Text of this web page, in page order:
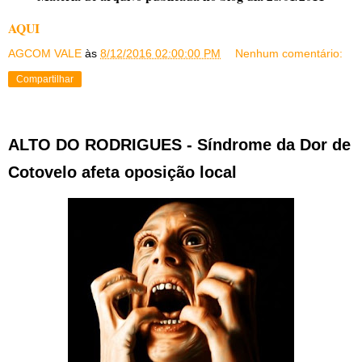
AQUI
AGCOM VALE às 8/12/2016 02:00:00 PM Nenhum comentário:
Compartilhar
ALTO DO RODRIGUES - Síndrome da Dor de
Cotovelo afeta oposição local